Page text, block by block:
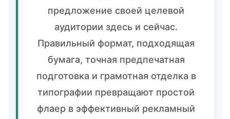
предложение своей целевой
аудитории здесь и сейчас.
Правильный формат, подходящая
бумага, точная предпечатная
подготовка и грамотная отделка в
типографии превращают простой
флаер в эффективный рекламный